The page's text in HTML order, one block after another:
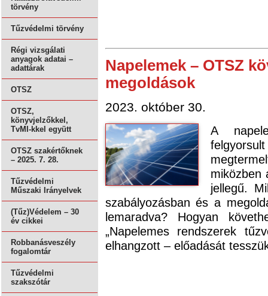
törvény
Tűzvédelmi törvény
Régi vizsgálati
anyagok adatai –
adattárak
OTSZ
OTSZ,
könyvjelzőkkel,
TvMI-kkel együtt
OTSZ szakértőknek
– 2025. 7. 28.
Tűzvédelmi
Műszaki Irányelvek
(Tűz)Védelem – 30
év cikkei
Robbanásveszély
fogalomtár
Tűzvédelmi
szakszótár
Napelemek – OTSZ
megoldások
2023. október 30.
A
miközben
jellegű.
szabályozásban és a
lemaradva? Hogyan
„Napelemes rendszerek
elhangzott – előadását